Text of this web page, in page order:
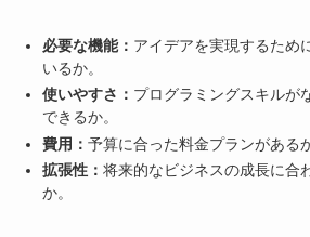
必要な機能： アイデアを実現するため
いるか。
使いやすさ： プログラミングスキルが
できるか。
費用： 予算に合った料金プランがあるか
拡張性： 将来的なビジネスの成長に合
か。